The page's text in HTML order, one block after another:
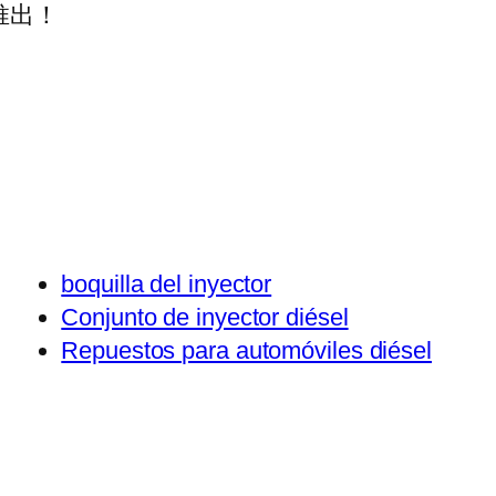
！
boquilla del inyector
Conjunto de inyector diésel
Repuestos para automóviles diésel